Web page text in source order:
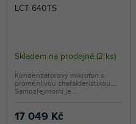
LCT 640TS
Skladem na prodejně (2 ks)
17 049 Kč
Kondenzátorový mikrofon s
proměnlivou charakteristikou.
Samozřejmostí je...